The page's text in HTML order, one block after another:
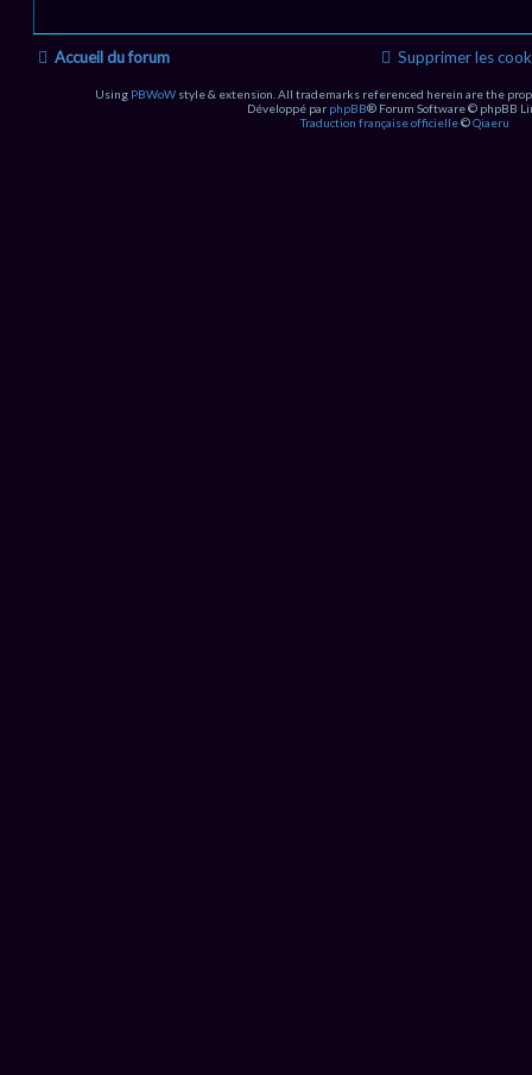
Accueil du forum Supprimer les
Using PBWoW style & extension. All trademarks referenced herein are the
Développé par phpBB® Forum Software © phpBB
Traduction française officielle©Qiaeru